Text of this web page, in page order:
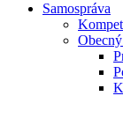
Samospráva